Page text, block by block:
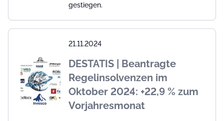
gestiegen.
21.11.2024
DESTATIS | Beantragte
Regelinsolvenzen im
Oktober 2024: +22,9 % zum
Vorjahresmonat